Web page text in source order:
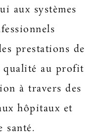
aux systèmes
prestations de
qualité au profit
à travers des
hôpitaux et
santé.